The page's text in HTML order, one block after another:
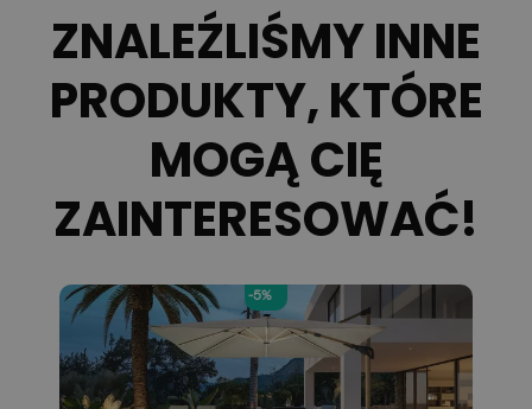
ZNALEŹLIŚMY INNE
PRODUKTY, KTÓRE
MOGĄ CIĘ
ZAINTERESOWAĆ!
-5%